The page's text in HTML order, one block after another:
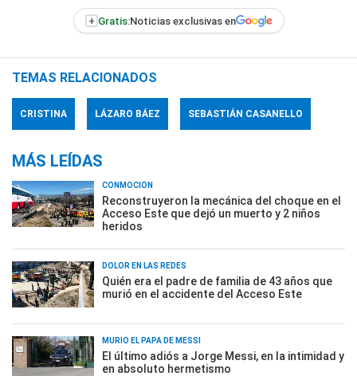
+ Gratis:Noticias exclusivas en
TEMAS RELACIONADOS
CRISTINA LÁZARO BÁEZ SEBASTIÁN CASANELLO
MÁS LEÍDAS
CONMOCIÓN
Reconstruyeron la mecánica del choque en el
Acceso Este que dejó un muerto y 2 niños
heridos
DOLOR EN LAS REDES
Quién era el padre de familia de 43 años que
murió en el accidente del Acceso Este
MURIÓ EL PAPÁ DE MESSI
El último adiós a Jorge Messi, en la intimidad y
en absoluto hermetismo